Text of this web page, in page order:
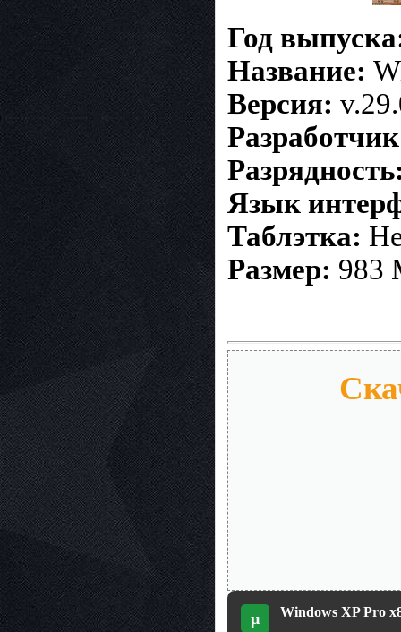
Год
Название:
Версия:
Язык
Таблэтка:
Размер: 983
µ Windows XP Pro